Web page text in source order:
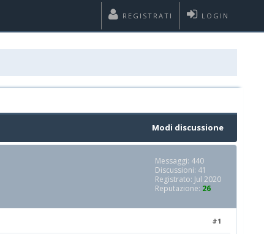
LOGIN
REGISTRATI
Modi discussione
Messaggi: 440
Discussioni: 41
Registrato: Jul 2020
Reputazione: 26
#1